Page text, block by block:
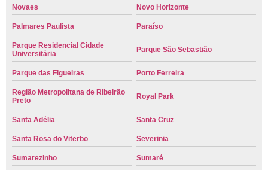
Novaes Novo Horizonte
Palmares Paulista Paraíso
Parque Residencial Cidade
Universitária
Parque São Sebastião
Parque das Figueiras Porto Ferreira
Região Metropolitana de Ribeirão
Preto
Royal Park
Santa Adélia Santa Cruz
Santa Rosa do Viterbo Severinia
Sumarezinho Sumaré